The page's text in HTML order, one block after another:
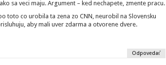
sa veci maju. Argument – ked nechapete, zmente pracu.
toto co urobila ta zena zo CNN, neurobil na Slovensku
aby mali uver zdarma a otvorene dvere.
Odpovedať